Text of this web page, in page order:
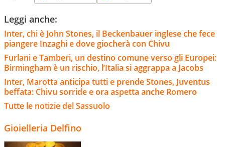
Leggi anche:
Inter, chi è John Stones, il Beckenbauer inglese che fece
piangere Inzaghi e dove giocherà con Chivu
Furlani e Tamberi, un destino comune verso gli Europei:
Birmingham è un rischio, l’Italia si aggrappa a Jacobs
Inter, Marotta anticipa tutti e prende Stones, Juventus
beffata: Chivu sorride e ora aspetta anche Romero
Tutte le notizie del Sassuolo
Gioielleria Delfino